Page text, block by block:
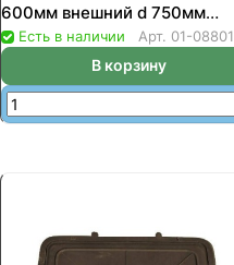
600мм внешний d 750мм
нагрузка до 25т)
Есть в наличии Арт. 01-08801
В корзину